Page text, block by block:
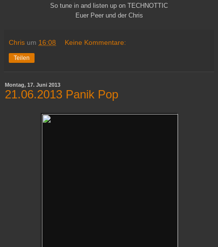
So tune in and listen up on TECHNOTTIC
Euer Peer und der Chris
Chris um 16:08 Keine Kommentare:
Teilen
Montag, 17. Juni 2013
21.06.2013 Panik Pop